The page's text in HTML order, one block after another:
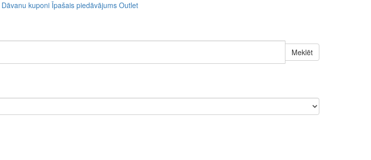
Dāvanu kuponi Īpašais piedāvājums Outlet
Meklēt